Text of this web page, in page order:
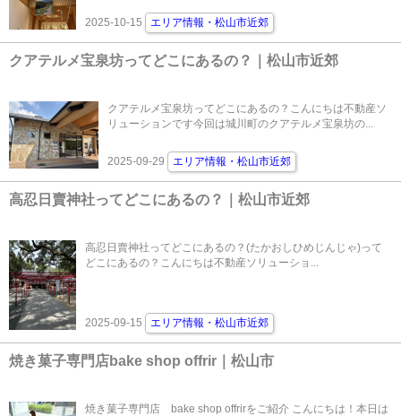
2025-10-15 エリア情報・松山市近郊
クアテルメ宝泉坊ってどこにあるの？｜松山市近郊
クアテルメ宝泉坊ってどこにあるの？こんにちは不動産ソ
リューションです今回は城川町のクアテルメ宝泉坊の...
2025-09-29 エリア情報・松山市近郊
高忍日賣神社ってどこにあるの？｜松山市近郊
高忍日賣神社ってどこにあるの？(たかおしひめじんじゃ)って
どこにあるの？こんにちは不動産ソリューショ...
2025-09-15 エリア情報・松山市近郊
焼き菓子専門店bake shop offrir｜松山市
焼き菓子専門店 bake shop offrirをご紹介 こんにちは！本日は